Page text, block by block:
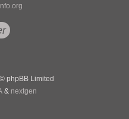
phpBB Limited
& nextgen